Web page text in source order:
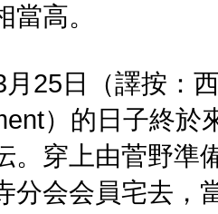
當高。
25日（譯按：
）的日子終於
。穿上由菅野準
分会会員宅去，